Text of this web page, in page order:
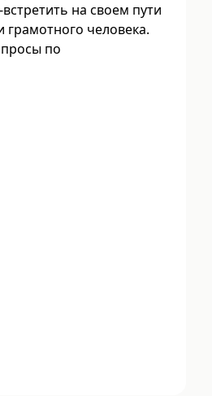
на своем пути
грамотного человека.
по